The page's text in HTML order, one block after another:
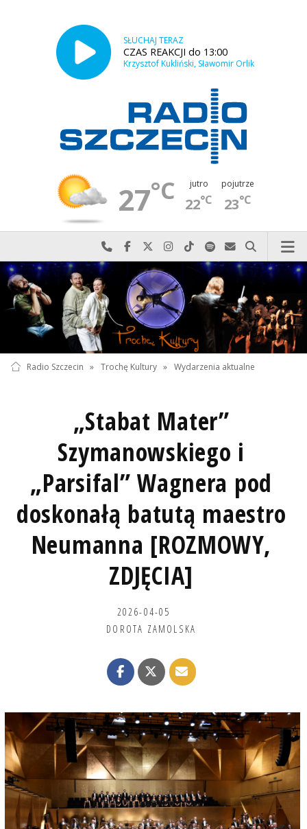
SŁUCHAJ TERAZ
CZAS REAKCJI do 13:00
Krzysztof Kukliński, Sławomir Orlik
27°C jutro
22°C
pojutrze
23°C
Najlepiej po prostu do nas zadzwoń
Odwiedź nas na Facebook-u
Odwiedź nas na X
Odwiedź nas na Instagram-ie
Odwiedź nas na TikTok-u
Szukaj nas na Spotify
Wyślij do nas
Szukaj
Radio Szczecin » Trochę Kultury » Wydarzenia aktualne
„Stabat Mater”
Szymanowskiego i
„Parsifal” Wagnera pod
doskonałą batutą maestro
Neumanna [ROZMOWY,
ZDJĘCIA]
2026-04-05
DOROTA ZAMOLSKA